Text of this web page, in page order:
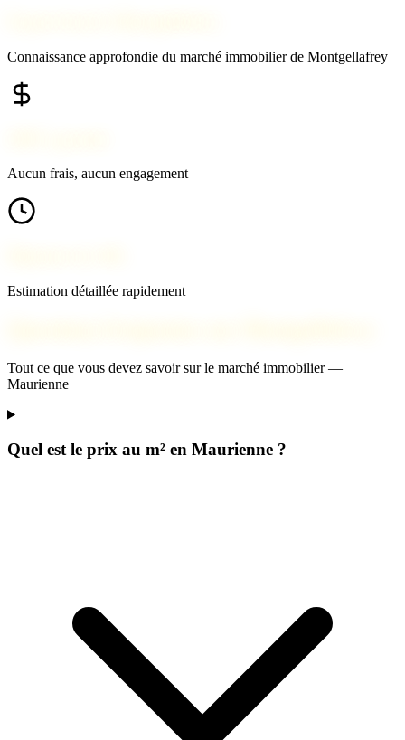
Connaissance approfondie du marché immobilier de Montgellafrey
Aucun frais, aucun engagement
Estimation détaillée rapidement
Tout ce que vous devez savoir sur le marché immobilier —
Maurienne
Quel est le prix au m² en Maurienne ?